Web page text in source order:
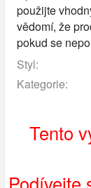
použijte
vědomí, že
pokud se
Styl:
Kategorie:
Tento
Podívejte